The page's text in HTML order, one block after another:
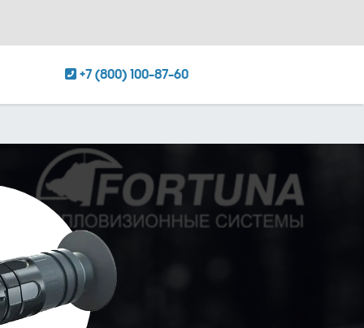
+7 (800) 100-87-60